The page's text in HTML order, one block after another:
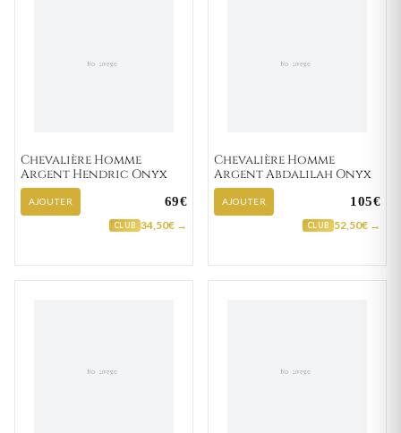
Chevalière Homme
Argent Hendric Onyx
AJOUTER 69€
CLUB 34,50€ →
Chevalière Homme
Argent Abdalilah Onyx
AJOUTER 105€
CLUB 52,50€ →